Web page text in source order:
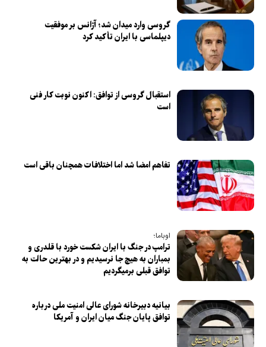
گروسی وارد میدان شد؛ آژانس بر موفقیت
دیپلماسی با ایران تأکید کرد
استقبال گروسی از توافق: اکنون نوبت کار فنی
است
تفاهم امضا شد اما اختلافات همچنان باقی است
اوباما؛
ترامپ در جنگ با ایران شکست خورد با قلدری و
بمباران به هیچ جا نرسیدیم و در بهترین حالت به
توافق قبلی برمیگردیم
بیانیه دبیرخانه شورای عالی امنیت ملی درباره
توافق پایان جنگ میان ایران و آمریکا